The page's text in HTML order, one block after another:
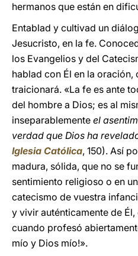
hermanos que están en
Entablad y cultivad un
Jesucristo, en la fe.
los Evangelios y del
hablad con Él en la oración,
traicionará. «La fe es ante
del hombre a Dios; es al
inseparablemente el
verdad que Dios ha
Iglesia Católica, 150). Así
madura, sólida, que no se
sentimiento religioso o en
catecismo de vuestra
y vivir auténticamente de
cuando profesó
mío y Dios mío!».